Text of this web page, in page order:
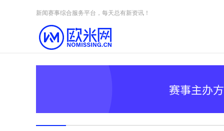
新闻赛事综合服务平台，每天总有新资讯！